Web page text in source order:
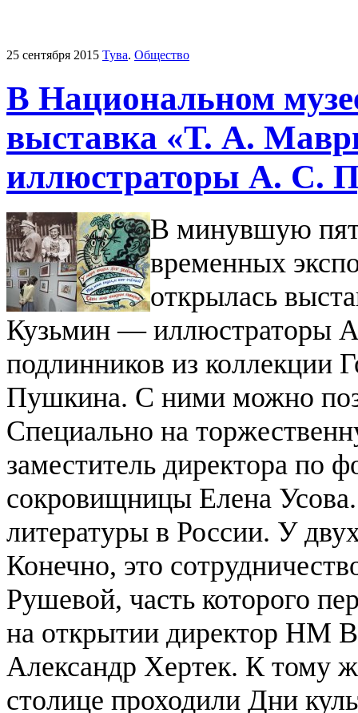
25 сентября 2015 Тува. Общество
В Национальном
выставка «Т. А.
иллюстраторы А. С.
В минувшую
временных
открылась
Кузьмин — иллюстраторы
подлинников из коллекции
Пушкина. С ними можно
Специально на
заместитель директора по
сокровищницы Елена
литературы в России. У
Конечно, это
Рушевой, часть которого
на открытии директор НМ
Александр Хертек. К тому
столице проходили Дни